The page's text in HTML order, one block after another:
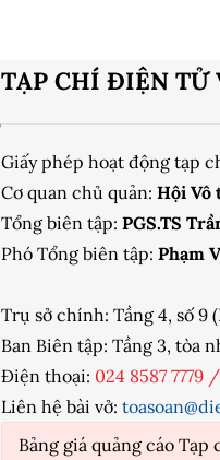
TẠP CHÍ ĐIỆN TỬ
Giấy phép hoạt động tạp
Cơ quan chủ quản: Hội Vô
Tổng biên tập: PGS.TS
Phó Tổng biên tập: Phạm
Trụ sở chính: Tầng 4, số 9
Ban Biên tập: Tầng 3, tòa
Điện thoại: 024 8587 7779 /
Liên hệ bài vở:
Bảng giá quảng cáo Tạp